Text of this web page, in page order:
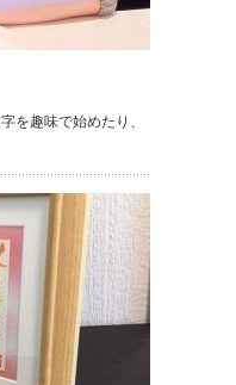
を趣味で始めたり、